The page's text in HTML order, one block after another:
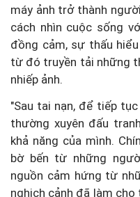
máy ảnh trở thành
cách nhìn cuộc sống
đồng cảm, sự thấu
từ đó truyền tải những
nhiếp ảnh.
"Sau tai nạn, để tiếp
thường xuyên đấu
khả năng của mình.
bờ bến từ những
nguồn cảm hứng từ
nghịch cảnh đã làm